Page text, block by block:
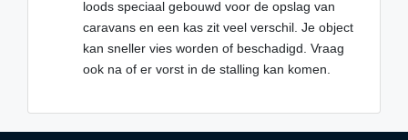
loods speciaal gebouwd voor de opslag van
caravans en een kas zit veel verschil. Je object
kan sneller vies worden of beschadigd. Vraag
ook na of er vorst in de stalling kan komen.